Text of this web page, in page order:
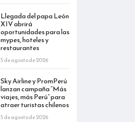
Llegada del papa León
XIV abrirá
oportunidades para las
mypes, hoteles y
restaurantes
5 de agosto de 2026
Sky Airline y PromPerú
lanzan campaña “Más
viajes, más Perú” para
atraer turistas chilenos
5 de agosto de 2026